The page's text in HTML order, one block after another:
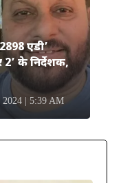
एडी’
के निर्देशक,
2024 | 5:39 AM